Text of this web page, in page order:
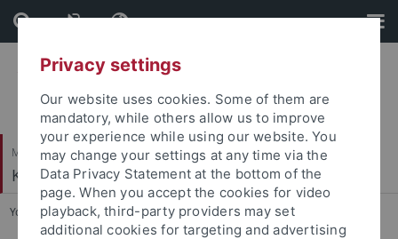
Skip
to
content
Skip
to
footer
Mathematisch-Naturwissenschaftliche Fakultät
Klinische Psychologie und Psychotherapie
You are here: Startseite ... Behandlungsangebot
Privacy settings
Our website uses cookies. Some of them are
mandatory, while others allow us to improve
your experience while using our website. You
may change your settings at any time via the
Data Privacy Statement at the bottom of the
page. When you accept the cookies for video
playback, third-party providers may set
additional cookies for targeting and advertising